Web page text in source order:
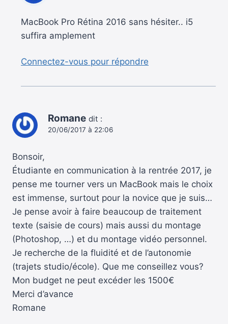
MacBook Pro Rétina 2016 sans hésiter.. i5
suffira amplement
Connectez-vous pour répondre
Romane dit :
20/06/2017 à 22:06
Bonsoir,
Étudiante en communication à la rentrée 2017, je
pense me tourner vers un MacBook mais le choix
est immense, surtout pour la novice que je suis…
Je pense avoir à faire beaucoup de traitement
texte (saisie de cours) mais aussi du montage
(Photoshop, …) et du montage vidéo personnel.
Je recherche de la fluidité et de l’autonomie
(trajets studio/école). Que me conseillez vous?
Mon budget ne peut excéder les 1500€
Merci d’avance
Romane